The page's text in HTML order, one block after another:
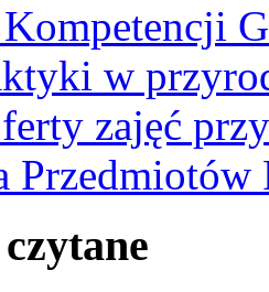
w
zajęć